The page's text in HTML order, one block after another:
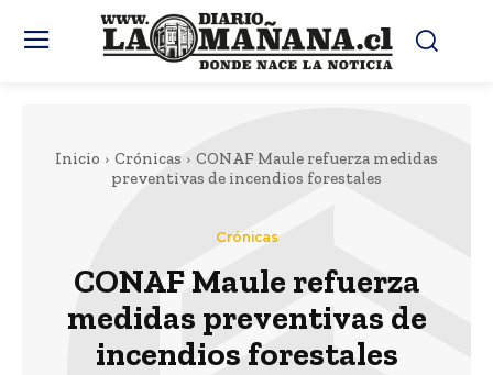
Inicio Crónicas
CONAF Maule refuerza medidas
preventivas de incendios forestales
Crónicas
CONAF Maule refuerza
medidas preventivas de
incendios forestales